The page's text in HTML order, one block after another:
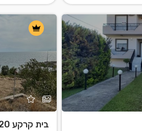
בית קרקע ㎡320